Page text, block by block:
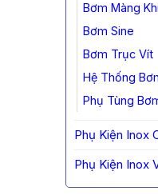
Bơm Màng
Bơm Sine
Bơm Trục Vít
Hệ Thống
Phụ Tùng
Phụ Kiện Inox
Phụ Kiện Inox